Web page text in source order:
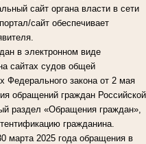
сайт органа власти в сети
сайт обеспечивает
электронном виде
сайтах судов общей
Федерального закона от 2 мая
обращений граждан Российской
раздел «Обращения граждан»,
гражданина.
2025 года обращения в